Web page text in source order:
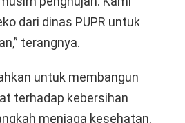
dari dinas PUPR untuk
terangnya.
untuk membangun
terhadap kebersihan
menjaga kesehatan,